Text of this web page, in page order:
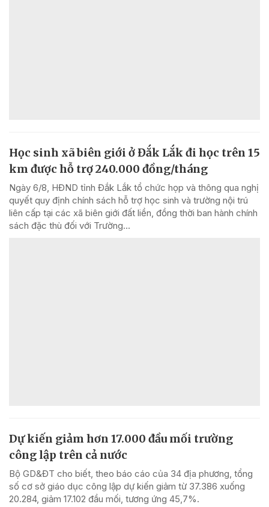
Học sinh xã biên giới ở Đắk Lắk đi học trên 15
km được hỗ trợ 240.000 đồng/tháng
Ngày 6/8, HĐND tỉnh Đắk Lắk tổ chức họp và thông qua nghị
quyết quy định chính sách hỗ trợ học sinh và trường nội trú
liên cấp tại các xã biên giới đất liền, đồng thời ban hành chính
sách đặc thù đối với Trường...
Dự kiến giảm hơn 17.000 đầu mối trường
công lập trên cả nước
Bộ GD&ĐT cho biết, theo báo cáo của 34 địa phương, tổng
số cơ sở giáo dục công lập dự kiến giảm từ 37.386 xuống
20.284, giảm 17.102 đầu mối, tương ứng 45,7%.